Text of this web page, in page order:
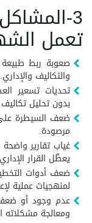
3-
تعمل
صعوبة ربط
والتكاليف والإداري.
تحديات تسعير
بدون تحليل
ضعف السيطرة على
مرصودة.
غياب تقارير
يعطّل القرار
ضعف أدوات
لمنهجيات عملية
عدم وجود أو ضعف
ومعالجة مشكلاته